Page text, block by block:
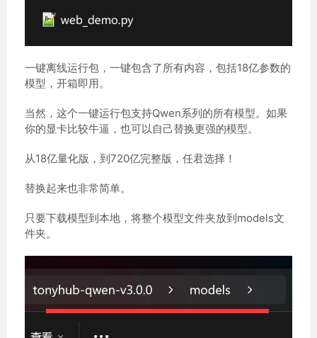
一键离线运行包，一键包含了所有内容，包括18亿参数的
模型，开箱即用。
当然，这个一键运行包支持Qwen系列的所有模型。如果
你的显卡比较牛逼，也可以自己替换更强的模型。
从18亿量化版，到720亿完整版，任君选择！
替换起来也非常简单。
只要下载模型到本地，将整个模型文件夹放到models文
件夹。